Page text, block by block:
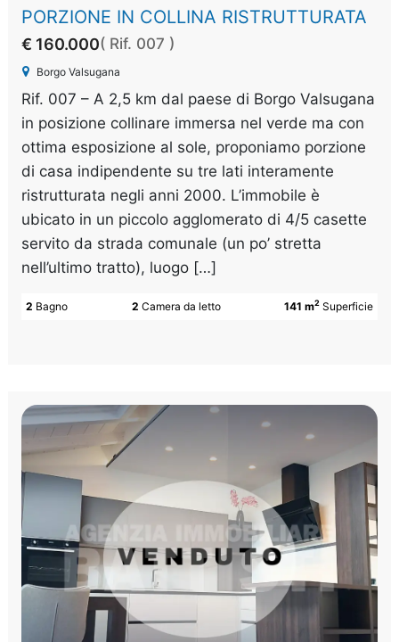
PORZIONE IN COLLINA RISTRUTTURATA
€ 160.000( Rif. 007 )
Borgo Valsugana
Rif. 007 – A 2,5 km dal paese di Borgo Valsugana
in posizione collinare immersa nel verde ma con
ottima esposizione al sole, proponiamo porzione
di casa indipendente su tre lati interamente
ristrutturata negli anni 2000. L’immobile è
ubicato in un piccolo agglomerato di 4/5 casette
servito da strada comunale (un po’ stretta
nell’ultimo tratto), luogo […]
141 m2 Superficie
2 Camera da letto
2 Bagno